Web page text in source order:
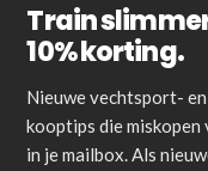
Train
10% korting.
Nieuwe vechtsport-
kooptips die
in je mailbox. Als